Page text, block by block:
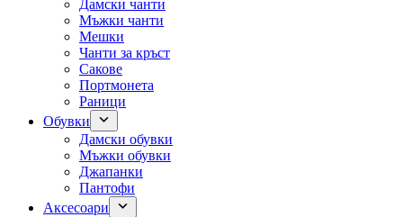
Дамски чанти
Мъжки чанти
Мешки
Чанти за кръст
Сакове
Портмонета
Раници
Обувки
Дамски обувки
Мъжки обувки
Джапанки
Пантофи
Аксесоари